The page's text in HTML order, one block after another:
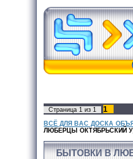
Страница 1 из 1 1
ВСЁ ДЛЯ ВАС ДОСКА
ЛЮБЕРЦЫ ОКТЯБРЬСКИЙ
БЫТОВКИ В